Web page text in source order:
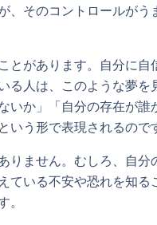
、そのコントロールがう
とがあります。自分に自
る人は、このような夢を
いか」「自分の存在が誰
いう形で表現されるので
りません。むしろ、自分
ている不安や恐れを知る
。